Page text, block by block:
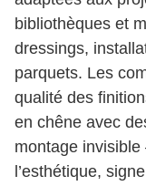
bibliothèques et
dressings,
parquets. Les
qualité des
en chêne avec
montage
l’esthétique,